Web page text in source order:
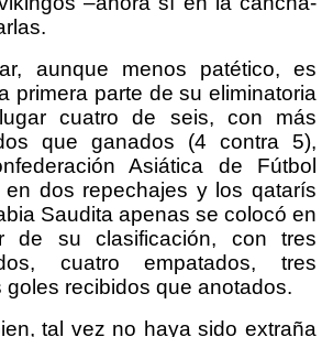
aunque menos patético, es
primera parte de su eliminatoria
cuatro de seis, con más
que ganados (4 contra 5),
Asiática de Fútbol
en dos repechajes y los qatarís
Saudita apenas se colocó en
de su clasificación, con tres
cuatro empatados, tres
goles recibidos que anotados.
tal vez no haya sido extraña